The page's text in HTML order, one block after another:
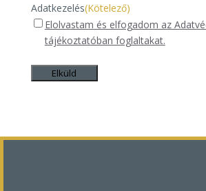
Adatkezelés(Kötelező)
Elolvastam és elfogadom az
tájékoztatóban foglaltakat.